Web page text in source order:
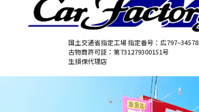
国土交通省指定工場 指定番号：広797−34578
古物商許可証：第731279300151号
生損保代理店